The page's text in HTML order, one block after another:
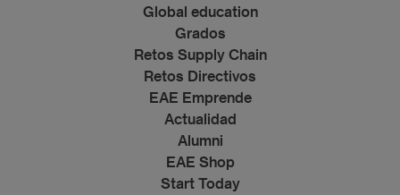
Global education
Grados
Retos Supply Chain
Retos Directivos
EAE Emprende
Actualidad
Alumni
EAE Shop
Start Today